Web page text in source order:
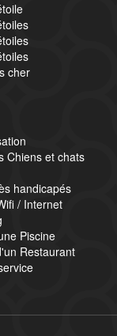
cher
Chiens et chats
handicapés
/ Internet
Piscine
Restaurant